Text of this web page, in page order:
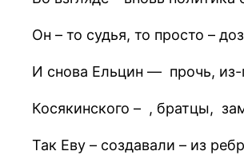
Он – то судья, то просто –
И снова Ельцин — прочь, из-
Косякинского – , братцы,
Так Еву – создавали – из